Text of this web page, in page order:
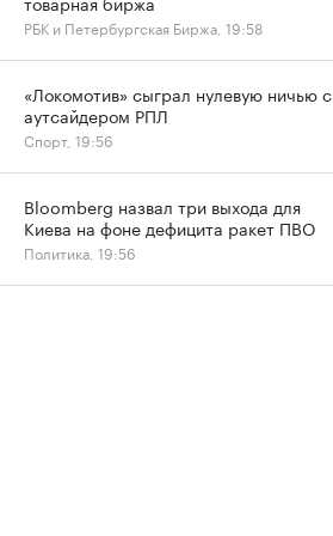
РБК и Петербургская Биржа, 19:58
«Локомотив» сыграл нулевую ничью с
аутсайдером РПЛ
Спорт, 19:56
Bloomberg назвал три выхода для
Киева на фоне дефицита ракет ПВО
Политика, 19:56